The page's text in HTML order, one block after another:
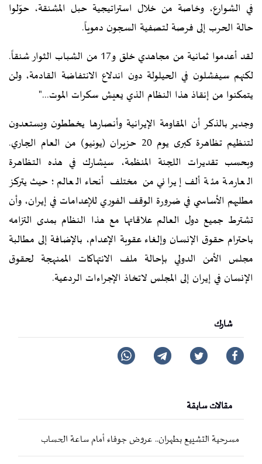
في الشوارع، وخاصة من خلال استراتيجية حبل المشنقة، حوّلوا
حالة الحرب إلى فرصة لتصفية السجون دموياً.
لقد أعدموا ثمانية من مجاهدي خلق و17 من الشباب الثوار شنقاً.
لكنهم سيفشلون في الحيلولة دون اندلاع الانتفاضة القادمة، ولن
يتمكنوا من إنقاذ هذا النظام الذي يعيش سكرات الموت..."
وجدير بالذكر أن المقاومة الإيرانية وأنصارها يخططون ويستعدون
لتنظيم تظاهرة كبرى يوم 20 حزيران (يونيو) من العام الجاري.
وبحسب تقديرات اللجنة المنظمة، سيشارك في هذه التظاهرة
العارمة مئة ألف إيراني من مختلف أنحاء العالم؛ حيث يتركز
مطلبهم الأساسي في ضرورة الوقف الفوري للإعدامات في إيران، وأن
تشترط جميع دول العالم علاقاتها مع هذا النظام بمدى التزامه
باحترام حقوق الإنسان وإلغاء عقوبة الإعدام، بالإضافة إلى مطالبة
مجلس الأمن الدولي بإحالة ملف الانتهاكات الممنهجة لحقوق
الإنسان في إيران إلى المجلس لاتخاذ الإجراءات الردعية.
شارك
مقالات سابقة
مسرحية التشييع بطهران.. عروض جوفاء أمام ساعة الحساب